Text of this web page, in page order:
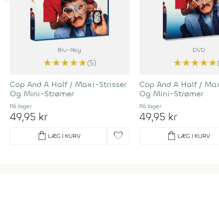
Blu-Ray
★★★★★(5)
Cop And A Half / Maxi-Strisser
Og Mini-Strømer
På lager
49,95 kr
shopping_bag LÆG I KURV favorite
DVD
★★★★★
Cop And A Half /
Og Mini-Strømer
På lager
49,95 kr
shopping_bag LÆG I KURV